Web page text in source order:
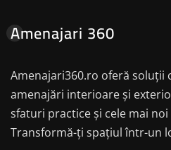
Amenajari 360
Amenajari360.ro oferă soluții
amenajări interioare și
sfaturi practice și cele mai
Transformă-ți spațiul într-un